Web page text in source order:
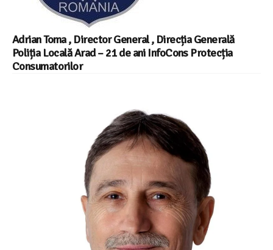
Adrian Toma , Director General , Direcția Generală
Poliția Locală Arad – 21 de ani InfoCons Protecția
Consumatorilor